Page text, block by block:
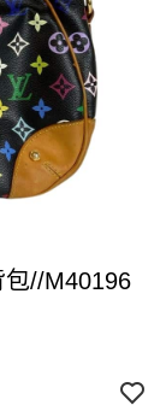
包//M40196